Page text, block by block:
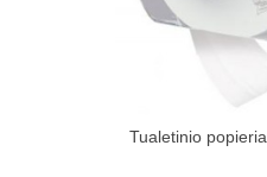
Įdėti į
Tualetinio